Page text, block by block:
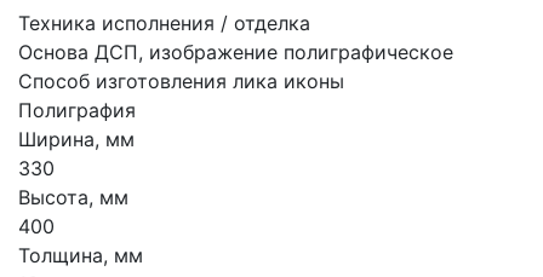
Техника исполнения / отделка
Основа ДСП, изображение полиграфическое
Способ изготовления лика иконы
Полиграфия
Ширина, мм
330
Высота, мм
400
Толщина, мм